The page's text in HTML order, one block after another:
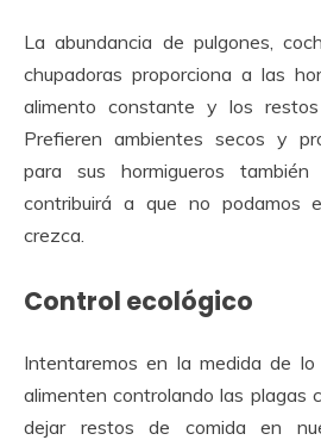
La abundancia de pulgones,
chupadoras proporciona a las
alimento constante y los
Prefieren ambientes secos y
para sus hormigueros
contribuirá a que no podamos
crezca.
Control ecológico
Intentaremos en la medida de
alimenten controlando las plagas
dejar restos de comida en